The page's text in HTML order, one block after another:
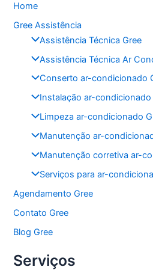
c
e
b
o
o
k
er s
A
p
p
l
e
Home
Gree Assistência
Assistência Técnica Gree
Assistência Técnica Ar
Conserto ar-condicionado
Instalação ar-condicionado
Limpeza ar-condicionado
Manutenção ar-
Manutenção corretiva ar-
Serviços para ar-
Agendamento Gree
Contato Gree
Blog Gree
Serviços